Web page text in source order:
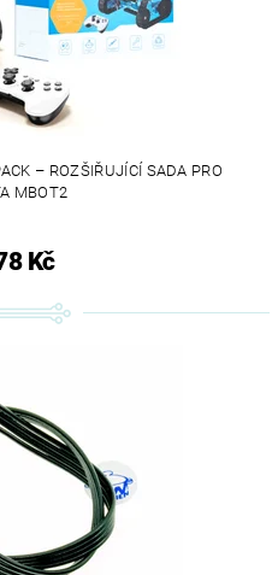
– ROZŠIŘUJÍCÍ SADA PRO
MBOT2
Kč